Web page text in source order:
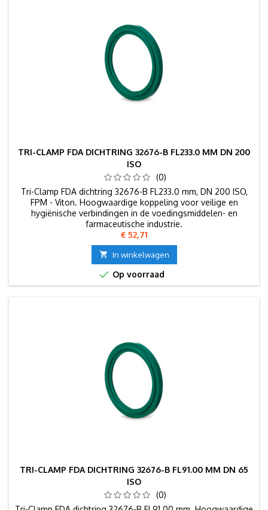
TRI-CLAMP FDA DICHTRING 32676-B FL233.0 MM DN 200
ISO
(0)
Tri-Clamp FDA dichtring 32676-B FL233.0 mm, DN 200 ISO,
FPM - Viton. Hoogwaardige koppeling voor veilige en
hygiënische verbindingen in de voedingsmiddelen- en
farmaceutische industrie.
Prijs
€ 52,71
 In winkelwagen
 Op voorraad
TRI-CLAMP FDA DICHTRING 32676-B FL91.00 MM DN 65
ISO
(0)